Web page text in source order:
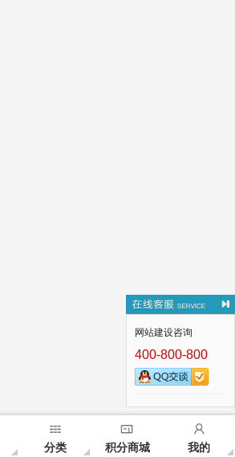
分类 积分商城 我的
网站建设咨询
400-800-800